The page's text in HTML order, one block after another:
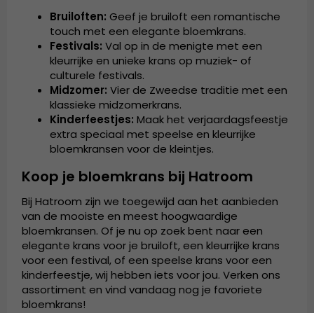
Bruiloften: Geef je bruiloft een romantische
touch met een elegante bloemkrans.
Festivals: Val op in de menigte met een
kleurrijke en unieke krans op muziek- of
culturele festivals.
Midzomer: Vier de Zweedse traditie met een
klassieke midzomerkrans.
Kinderfeestjes: Maak het verjaardagsfeestje
extra speciaal met speelse en kleurrijke
bloemkransen voor de kleintjes.
Koop je bloemkrans bij Hatroom
Bij Hatroom zijn we toegewijd aan het aanbieden
van de mooiste en meest hoogwaardige
bloemkransen. Of je nu op zoek bent naar een
elegante krans voor je bruiloft, een kleurrijke krans
voor een festival, of een speelse krans voor een
kinderfeestje, wij hebben iets voor jou. Verken ons
assortiment en vind vandaag nog je favoriete
bloemkrans!